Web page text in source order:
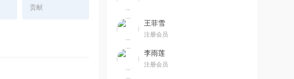
贡献
王菲雪
注册会员
李雨莲
注册会员